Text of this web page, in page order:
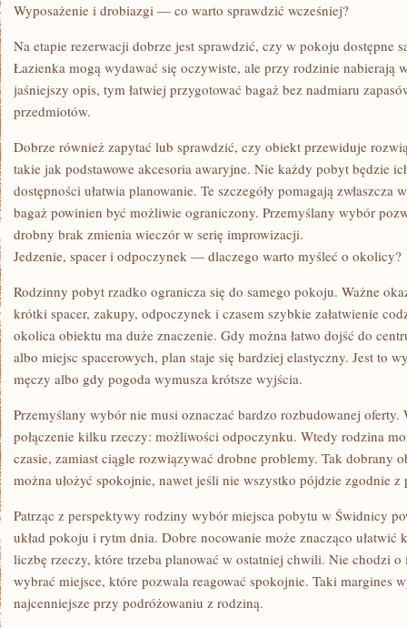
Wyposażenie i drobiazgi — co warto sprawdzić wcześniej?
Na etapie rezerwacji dobrze jest sprawdzić, czy w pokoju dostępne
Łazienka mogą wydawać się oczywiste, ale przy rodzinie nabierają
jaśniejszy opis, tym łatwiej przygotować bagaż bez nadmiaru
przedmiotów.
Dobrze również zapytać lub sprawdzić, czy obiekt przewiduje
takie jak podstawowe akcesoria awaryjne. Nie każdy pobyt będzie
dostępności ułatwia planowanie. Te szczegóły pomagają
bagaż powinien być możliwie ograniczony. Przemyślany wybór
drobny brak zmienia wieczór w serię improwizacji.
Jedzenie, spacer i odpoczynek — dlaczego warto myśleć o okolicy?
Rodzinny pobyt rzadko ogranicza się do samego pokoju. Ważne
krótki spacer, zakupy, odpoczynek i czasem szybkie załatwienie
okolica obiektu ma duże znaczenie. Gdy można łatwo dojść do
albo miejsc spacerowych, plan staje się bardziej elastyczny. Jest to
męczy albo gdy pogoda wymusza krótsze wyjścia.
Przemyślany wybór nie musi oznaczać bardzo rozbudowanej
połączenie kilku rzeczy: możliwości odpoczynku. Wtedy rodzina
czasie, zamiast ciągle rozwiązywać drobne problemy. Tak dobrany
można ułożyć spokojnie, nawet jeśli nie wszystko pójdzie zgodnie
Patrząc z perspektywy rodziny wybór miejsca pobytu w Świdnicy
układ pokoju i rytm dnia. Dobre nocowanie może znacząco
liczbę rzeczy, które trzeba planować w ostatniej chwili. Nie chodzi o
wybrać miejsce, które pozwala reagować spokojnie. Taki margines
najcenniejsze przy podróżowaniu z rodziną.